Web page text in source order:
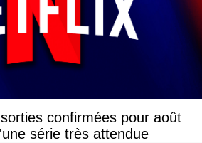
confirmées pour août
série très attendue